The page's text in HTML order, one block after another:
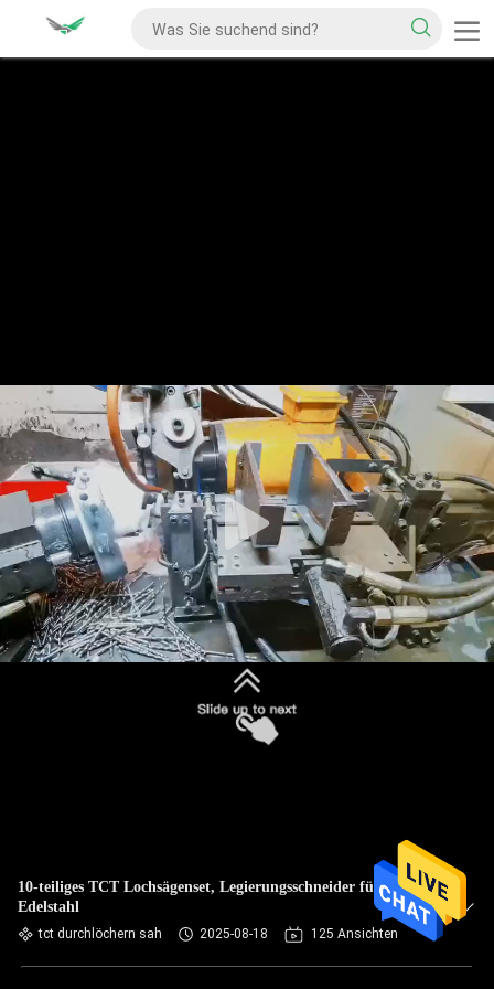
10-teiliges TCT Lochsägenset, Legierungsschneider für
Edelstahl
tct durchlöchern sah 2025-08-18 125 Ansichten